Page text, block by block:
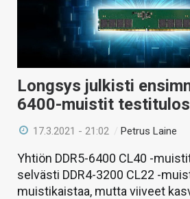
VAIHDA TEEMA
HAKU
Longsys julkisti
6400-muistit
17.3.2021 - 21:02 /Petrus Laine
Yhtiön DDR5-6400 CL40 -
selvästi DDR4-3200 CL22 -
muistikaistaa, mutta viiveet